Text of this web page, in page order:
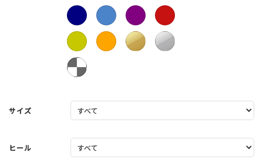
サイズ
ヒール